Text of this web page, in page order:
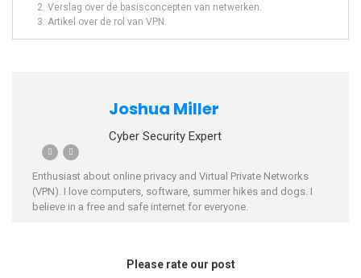
Verslag over de basisconcepten van netwerken.
Artikel over de rol van VPN.
Joshua Miller
Cyber Security Expert
Enthusiast about online privacy and Virtual Private Networks
(VPN). I love computers, software, summer hikes and dogs. I
believe in a free and safe internet for everyone.
Please rate our post